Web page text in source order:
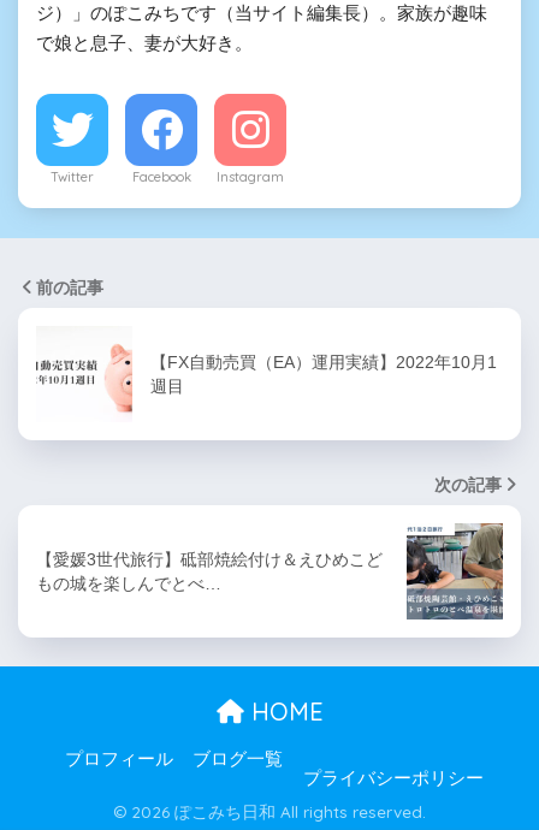
ジ）」のぽこみちです（当サイト編集長）。家族が趣味
で娘と息子、妻が大好き。
Twitter Facebook Instagram
前の記事
【FX自動売買（EA）運用実績】2022年10月1
週目
次の記事
【愛媛3世代旅行】砥部焼絵付け＆えひめこど
もの城を楽しんでとべ…
HOME
プロフィール
ブログ一覧
プライバシーポリシー
© 2026 ぽこみち日和 All rights reserved.